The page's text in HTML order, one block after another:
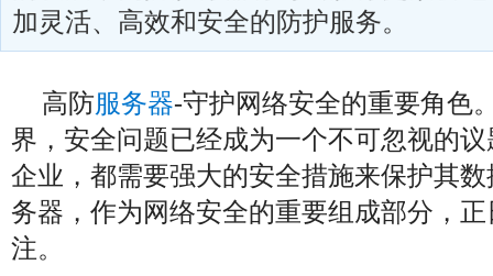
加灵活、高效和安全的防护服务。
高防服务器-守护网络安全的重要角色
界，安全问题已经成为一个不可忽视的
企业，都需要强大的安全措施来保护其
务器，作为网络安全的重要组成部分，
注。